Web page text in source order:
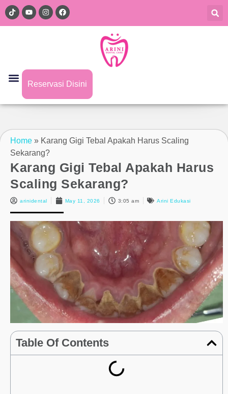
Reservasi Disini
Home » Karang Gigi Tebal Apakah Harus Scaling
Sekarang?
Karang Gigi Tebal Apakah Harus
Scaling Sekarang?
arinidental May 11, 2026 3:05 am Arini Edukasi
Table Of Contents